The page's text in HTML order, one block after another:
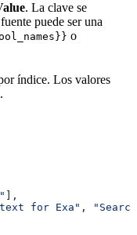
. La clave se
puede ser una
o
índice. Los valores
],
for Exa" ,